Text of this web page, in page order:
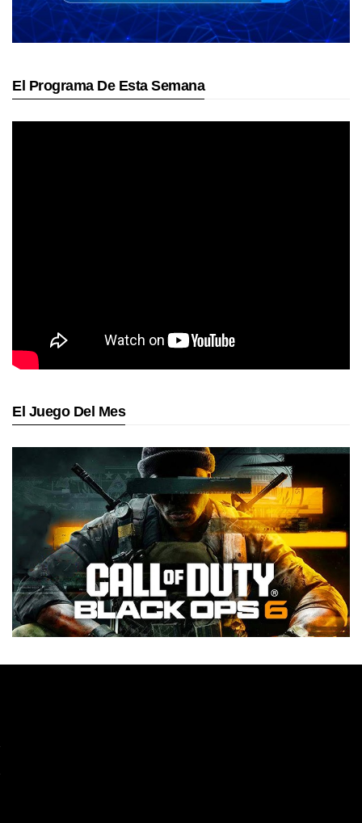
El Programa De Esta Semana
El Juego Del Mes